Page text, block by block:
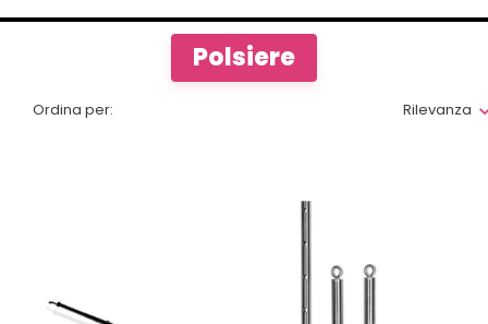
Polsiere
Ordina per: Rilevanza